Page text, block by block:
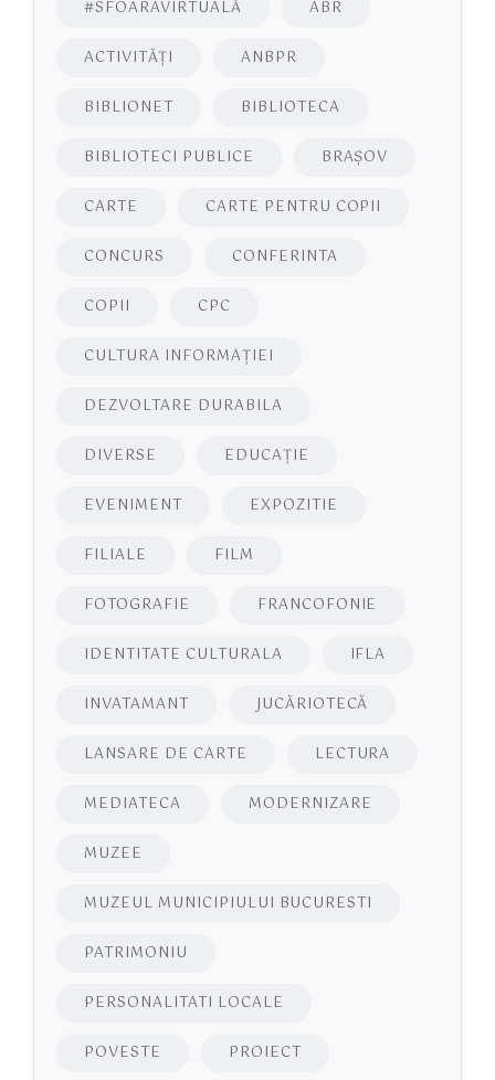
#SFOARAVIRTUALĂ ABR
ACTIVITĂŢI ANBPR
BIBLIONET BIBLIOTECA
BIBLIOTECI PUBLICE BRAŞOV
CARTE CARTE PENTRU COPII
CONCURS CONFERINTA
COPII CPC
CULTURA INFORMAŢIEI
DEZVOLTARE DURABILA
DIVERSE EDUCAŢIE
EVENIMENT EXPOZITIE
FILIALE FILM
FOTOGRAFIE FRANCOFONIE
IDENTITATE CULTURALA IFLA
INVATAMANT JUCĂRIOTECĂ
LANSARE DE CARTE LECTURA
MEDIATECA MODERNIZARE
MUZEE
MUZEUL MUNICIPIULUI BUCURESTI
PATRIMONIU
PERSONALITATI LOCALE
POVESTE PROIECT